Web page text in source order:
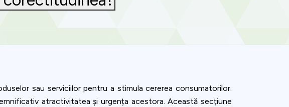
sau serviciilor pentru a stimula cererea consumatorilor.
atractivitatea și urgența acestora. Această secțiune